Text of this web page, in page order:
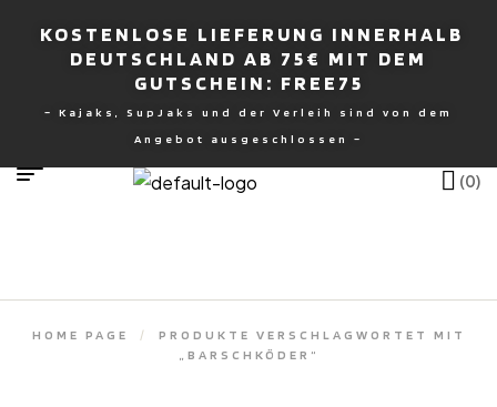
KOSTENLOSE LIEFERUNG INNERHALB
DEUTSCHLAND AB 75€ MIT DEM
GUTSCHEIN: FREE75
– Kajaks, SupJaks und der Verleih sind von dem
Angebot ausgeschlossen –
(0)
HOME PAGE /
PRODUKTE VERSCHLAGWORTET MIT
„BARSCHKÖDER“